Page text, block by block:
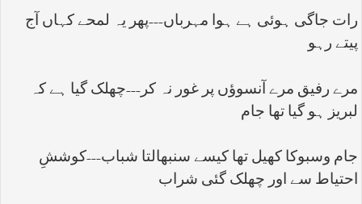
رات جاگی ہوئی ہے ہوا مہرباں---پھر یہ لمحے کہاں آج
پیتے رہو
مرے رفیق مرے آنسوؤں پر غور نہ کر---چھلک گیا ہے کہ
لبریز ہو گیا تھا جام
جام وسبوکا کھیل تھا کیسے سنبھالتا شباب---کوششِ
احتیاط سے اور چھلک گئی شراب